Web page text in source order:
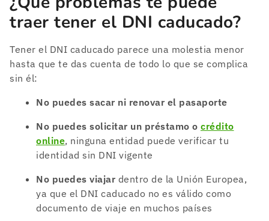
traer tener el DNI caducado?
Tener el DNI caducado parece una molestia menor
hasta que te das cuenta de todo lo que se complica
sin él:
No puedes sacar ni renovar el pasaporte
No puedes solicitar un préstamo o crédito
online, ninguna entidad puede verificar tu
identidad sin DNI vigente
No puedes viajar dentro de la Unión Europea,
ya que el DNI caducado no es válido como
documento de viaje en muchos países